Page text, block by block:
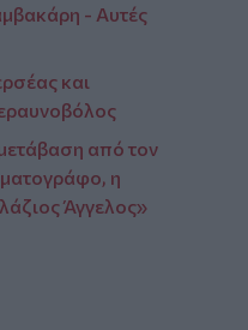
- Αυτές
και
από τον
η
Άγγελος»